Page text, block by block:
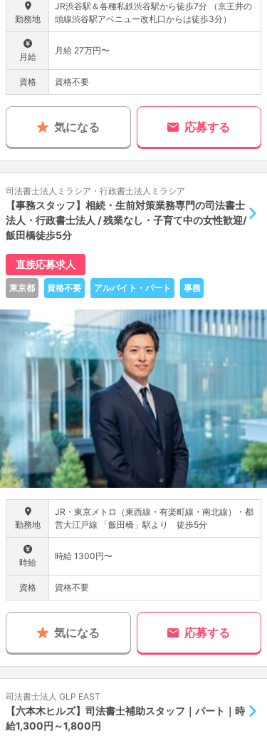
勤務地
JR渋谷駅＆各種私鉄渋谷駅から徒歩7分 （京王井の
頭線渋谷駅アベニュー改札口からは徒歩3分）
月給
月給 27万円〜
資格 資格不要
気になる 応募する
司法書士法人ミラシア・行政書士法人ミラシア
【事務スタッフ】相続・生前対策業務専門の司法書士
法人・行政書士法人 / 残業なし・子育て中の女性歓迎/
飯田橋徒歩5分
直接応募求人
東京都 資格不要 アルバイト・パート 事務
勤務地
JR・東京メトロ（東西線・有楽町線・南北線）・都
営大江戸線 「飯田橋」駅より 徒歩5分
時給
時給 1300円〜
資格 資格不要
気になる 応募する
司法書士法人 GLP EAST
【六本木ヒルズ】司法書士補助スタッフ｜パート｜時
給1,300円～1,800円